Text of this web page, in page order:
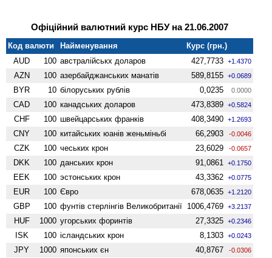
Офіційний валютний курс НБУ на 21.06.2007
Код валюти Найменування
Курс (грн.)
AUD
100 австралійськх доларов 427,7733 +1.4370
AZN 100 азербайджанських манатів 589,8155 +0.0689
BYR 10 білоруських рублів 0,0235 0.0000
CAD 100 канадських доларов 473,8389 +0.5824
CHF 100 швейцарських франків 408,3490 +1.2693
CNY 100 китайських юанів женьмiньбi 66,2903 -0.0046
CZK 100 чеських крон 23,6029 -0.0657
DKK 100 данських крон 91,0861 +0.1750
EEK 100 эстонських крон 43,3362 +0.0775
EUR 100 Євро 678,0635 +1.2120
GBP 100 фунтів стерлінгів Велико­британії 1006,4769 +3.2137
HUF 1000 угорських форинтів 27,3325 +0.2346
ISK 100 ісландських крон 8,1303 +0.0243
JPY 1000 японських єн 40,8767 -0.0306